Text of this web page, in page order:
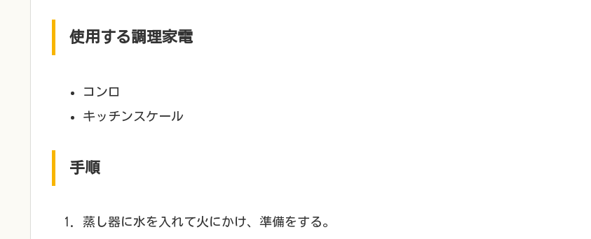
使用する調理家電
コンロ
キッチンスケール
手順
蒸し器に水を入れて火にかけ、準備をする。